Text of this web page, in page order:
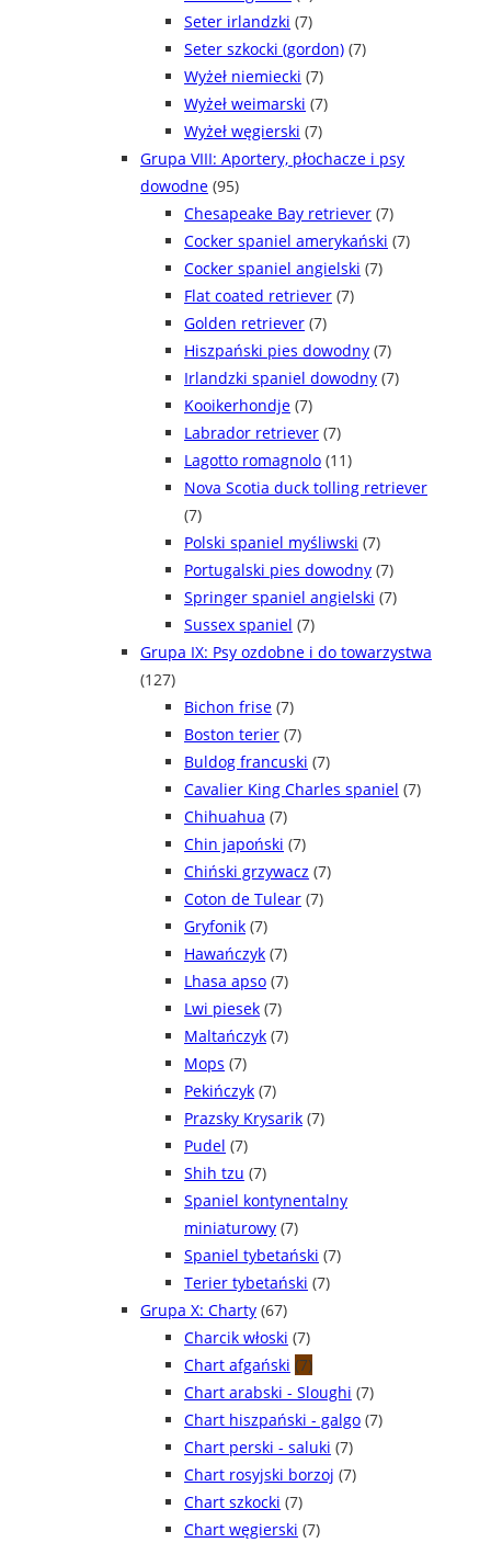
Seter irlandzki (7)
Seter szkocki (gordon) (7)
Wyżeł niemiecki (7)
Wyżeł weimarski (7)
Wyżeł węgierski (7)
Grupa VIII: Aportery, płochacze i psy
dowodne (95)
Chesapeake Bay retriever (7)
Cocker spaniel amerykański (7)
Cocker spaniel angielski (7)
Flat coated retriever (7)
Golden retriever (7)
Hiszpański pies dowodny (7)
Irlandzki spaniel dowodny (7)
Kooikerhondje (7)
Labrador retriever (7)
Lagotto romagnolo (11)
Nova Scotia duck tolling retriever
(7)
Polski spaniel myśliwski (7)
Portugalski pies dowodny (7)
Springer spaniel angielski (7)
Sussex spaniel (7)
Grupa IX: Psy ozdobne i do towarzystwa
(127)
Bichon frise (7)
Boston terier (7)
Buldog francuski (7)
Cavalier King Charles spaniel (7)
Chihuahua (7)
Chin japoński (7)
Chiński grzywacz (7)
Coton de Tulear (7)
Gryfonik (7)
Hawańczyk (7)
Lhasa apso (7)
Lwi piesek (7)
Maltańczyk (7)
Mops (7)
Pekińczyk (7)
Prazsky Krysarik (7)
Pudel (7)
Shih tzu (7)
Spaniel kontynentalny
miniaturowy (7)
Spaniel tybetański (7)
Terier tybetański (7)
Grupa X: Charty (67)
Charcik włoski (7)
Chart afgański (7)
Chart arabski - Sloughi (7)
Chart hiszpański - galgo (7)
Chart perski - saluki (7)
Chart rosyjski borzoj (7)
Chart szkocki (7)
Chart węgierski (7)